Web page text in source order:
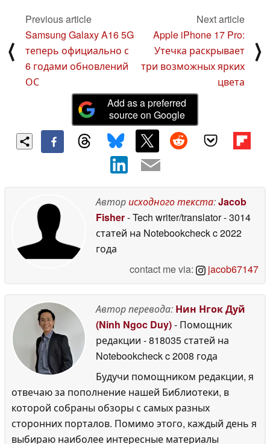
⟨
Previous article
Samsung Galaxy A16 5G
теперь официально с
6 годами обновлений
ОС
Next article
Apple iPhone 17 Pro:
Утечка раскрывает
три возможных ярких
цвета
⟩
Add as a preferred
source on Google
Авторисходного текста:Jacob
Fisher- Tech writer/translator- 3014
статей на Notebookcheckc 2022
года
contact me via:
jacob67147
Автор перевода: Нин Нгок Дуй
(Ninh Ngoc Duy)- Помощник
редакции - 818035 статей на
Notebookcheckc 2008 года
Будучи помощником редакции, я
отвечаю за пополнение нашей Библиотеки, в
которой собраны обзоры с самых разных
сторонних порталов. Помимо этого, каждый день я
выбираю наиболее интересные материалы